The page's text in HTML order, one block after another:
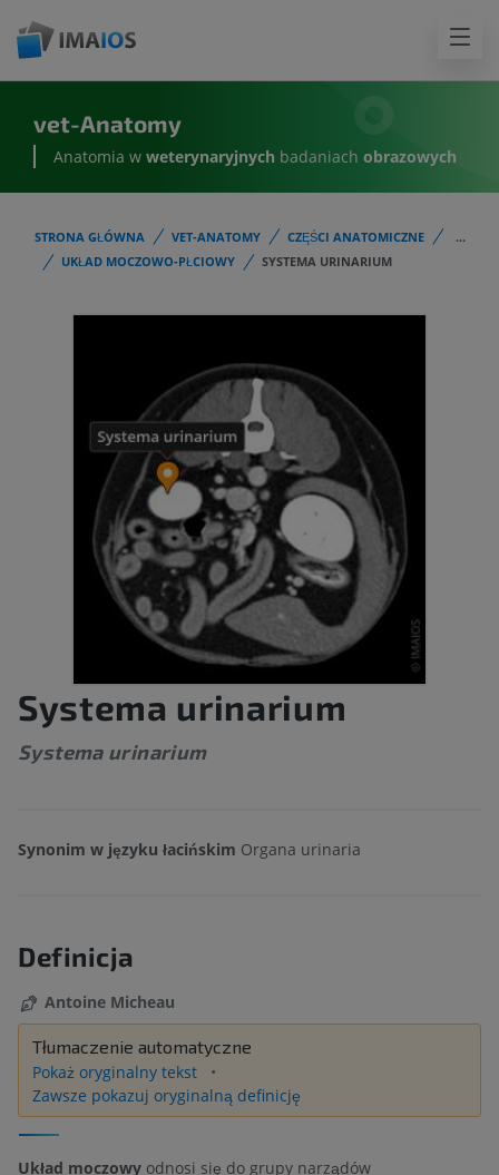
vet-Anatomy
Anatomia w weterynaryjnych badaniach obrazowych
STRONA GŁÓWNA VET-ANATOMY CZĘŚCI ANATOMICZNE
...
UKŁAD MOCZOWO-PŁCIOWY
SYSTEMA URINARIUM
Systema urinarium
Systema urinarium
Synonim w języku łacińskim Organa urinaria
Definicja
Antoine Micheau
Tłumaczenie automatyczne
Pokaż oryginalny tekst
Zawsze pokazuj oryginalną definicję
Układ moczowy odnosi się do grupy narządów